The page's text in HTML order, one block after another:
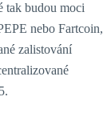
tak budou moci
nebo Fartcoin,
zalistování